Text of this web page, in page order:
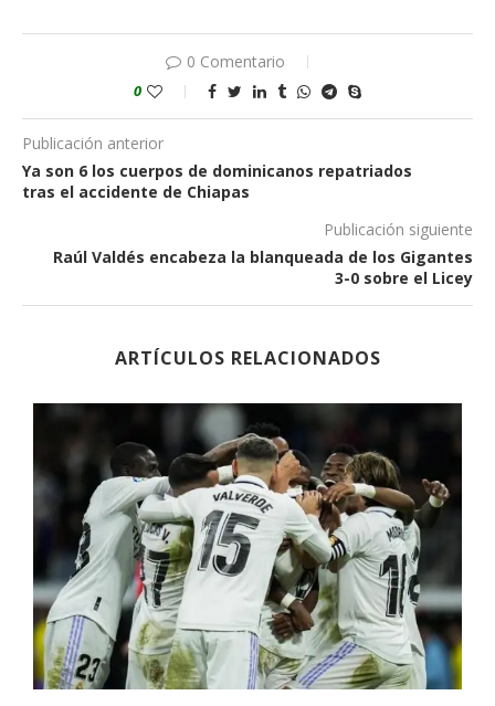
0 Comentario
0
Publicación anterior
Ya son 6 los cuerpos de dominicanos repatriados
tras el accidente de Chiapas
Publicación siguiente
Raúl Valdés encabeza la blanqueada de los Gigantes
3-0 sobre el Licey
ARTÍCULOS RELACIONADOS